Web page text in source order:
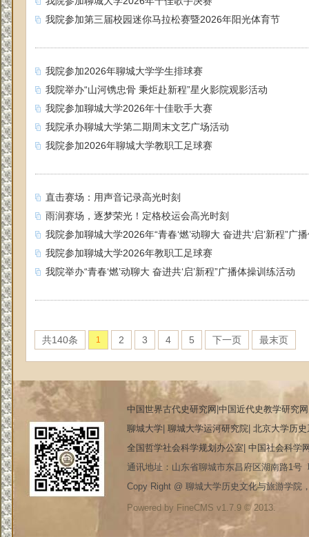
我院参加第三届校园迷你马拉松赛暨2026年阳光体育节
我院参加2026年聊城大学学生排球赛
我院举办“山河镌忠骨 秉炬赴新程”星火影院观影活动
我院参加聊城大学2026年十佳歌手大赛
我院承办聊城大学第二期周末文艺广场活动
我院参加2026年聊城大学教职工足球赛
直击赛场：用声音记录高光时刻
雨润赛场，逐梦荣光！定格校运会高光时刻
我院参加聊城大学2026年“青春‘燃’动聊大 奋进共‘启’新程”广
我院参加聊城大学2026年教职工足球赛
我院举办“青春‘燃’动聊大 奋进共‘启’新程”广播体操训练活动
共140条 1 2 3 4 5 下一页 最末页
中国世界古代史研究网 中国近代史教学研究网
聊城大学 聊城大学运河研究院 北京大学历史
全国哲学社会科学规划办公室 中国社会科学
通讯地址：山东省聊城市东昌府区湖南路1号
Copy Right @ 聊城大学历史文化与旅游学院
Powered by FineCMS v1.7.9 © 2013.